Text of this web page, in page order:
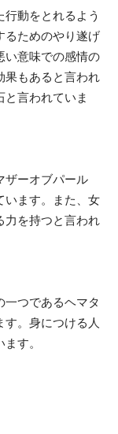
動をとれるよう
るためのやり遂げ
い意味での感情の
果もあると言われ
と言われていま
ザーオブパール
います。また、女
力を持つと言われ
一つであるヘマタ
。身につける人
す。